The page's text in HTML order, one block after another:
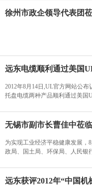
徐州市政企领导代表团
远东电缆顺利通过美国
2012年8月14日,UL官方网站公
托盘电缆两种产品顺利通过美国
无锡市副市长曹佳中莅
为实现工业经济平稳健康发展，
政局、国土局、环保局、人民银
远东获评2012年“中国机